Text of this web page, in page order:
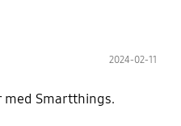
2024-02-11
Smartthings.